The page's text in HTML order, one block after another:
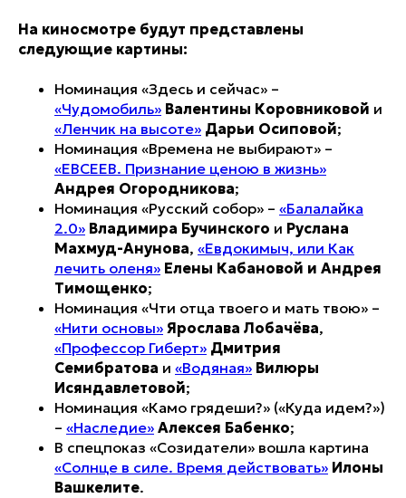
На киносмотре будут представлены
следующие картины:
Номинация «Здесь и сейчас» –
«Чудомобиль» Валентины Коровниковой и
«Ленчик на высоте» Дарьи Осиповой;
Номинация «Времена не выбирают» –
«ЕВСЕЕВ. Признание ценою в жизнь»
Андрея Огородникова;
Номинация «Русский собор» – «Балалайка
2.0» Владимира Бучинского и Руслана
Махмуд-Анунова, «Евдокимыч, или Как
лечить оленя» Елены Кабановой и Андрея
Тимощенко;
Номинация «Чти отца твоего и мать твою» –
«Нити основы» Ярослава Лобачёва,
«Профессор Гиберт» Дмитрия
Семибратова и «Водяная» Вилюры
Исяндавлетовой;
Номинация «Камо грядеши?» («Куда идем?»)
– «Наследие» Алексея Бабенко;
В спецпоказ «Созидатели» вошла картина
«Солнце в силе. Время действовать» Илоны
Вашкелите.